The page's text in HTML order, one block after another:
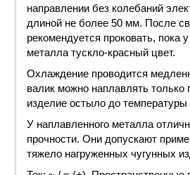
направлении без колебаний
длиной не более 50 мм. После
рекомендуется проковать, пока
металла тускло-красный цвет.
Охлаждение проводится
валик можно наплавлять только
изделие остыло до
У наплавленного металла
прочности. Они допускают
тяжело нагруженных чугунных